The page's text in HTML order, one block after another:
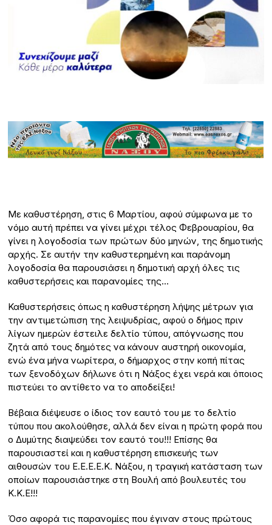
Με καθυστέρηση, στις 6 Μαρτίου, αφού σύμφωνα με το
νόμο αυτή πρέπει να γίνει μέχρι τέλος Φεβρουαρίου, θα
γίνει η λογοδοσία των πρώτων δύο μηνών, της δημοτικής
αρχής. Σε αυτήν την καθυστερημένη και παράνομη
λογοδοσία θα παρουσιάσει η δημοτική αρχή όλες τις
καθυστερήσεις και παρανομίες της…
Καθυστερήσεις όπως η καθυστέρηση λήψης μέτρων για
την αντιμετώπιση της λειψυδρίας, αφού ο δήμος πριν
λίγων ημερών έστειλε δελτίο τύπου, απόγνωσης που
ζητά από τους δημότες να κάνουν αυστηρή οικονομία,
ενώ ένα μήνα νωρίτερα, ο δήμαρχος στην κοπή πίτας
των ξενοδόχων δήλωνε ότι η Νάξος έχει νερά και όποιος
πιστεύει το αντίθετο να το αποδείξει!
Βέβαια διέψευσε ο ίδιος τον εαυτό του με το δελτίο
τύπου που ακολούθησε, αλλά δεν είναι η πρώτη φορά που
ο Δυμύτης διαψεύδει τον εαυτό του!!! Επίσης θα
παρουσιαστεί και η καθυστέρηση επισκευής των
αιθουσών του Ε.Ε.Ε.Ε.Κ. Νάξου, η τραγική κατάσταση των
οποίων παρουσιάστηκε στη Βουλή από βουλευτές του
Κ.Κ.Ε!!!
Όσο αφορά τις παρανομίες που έγιναν στους πρώτους